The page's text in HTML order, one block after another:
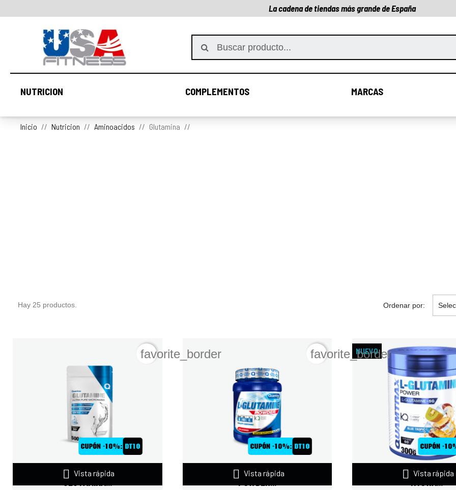
La cadena de tiendas más grande de España
NUTRICION COMPLEMENTOS MARCAS
COMPLEMENTOS MARCAS
Inicio Nutricion Aminoacidos Glutamina
Hay 25 productos. Ordenar por:
 Vista rápida
QUAMTRAX DIRECT
GLUTAMINA...
favorite_border
 Vista rápida
QUAMTRAX L-GLUTAMINE
POWDER...
favorite_border
 Vista rápida
QUAMTRAX L-
NUEVO